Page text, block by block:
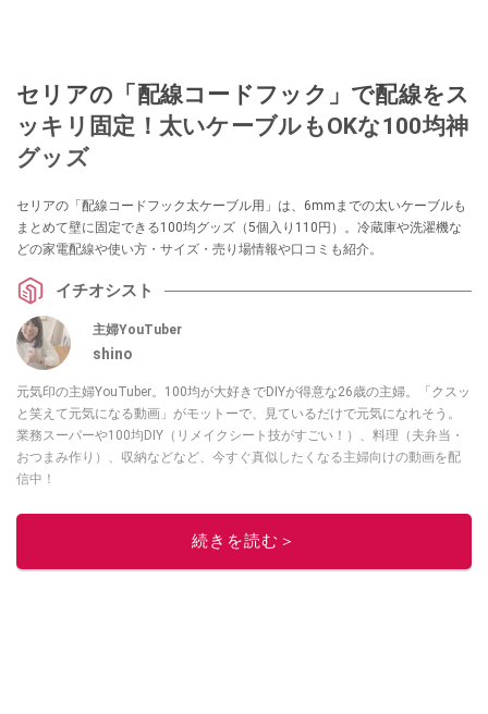
セリアの「配線コードフック」で配線をス
ッキリ固定！太いケーブルもOKな100均神
グッズ
セリアの「配線コードフック太ケーブル用」は、6mmまでの太いケーブルも
まとめて壁に固定できる100均グッズ（5個入り110円）。冷蔵庫や洗濯機な
どの家電配線や使い方・サイズ・売り場情報や口コミも紹介。
イチオシスト
主婦YouTuber
shino
元気印の主婦YouTuber。100均が大好きでDIYが得意な26歳の主婦。「クスッ
と笑えて元気になる動画」がモットーで、見ているだけで元気になれそう。
業務スーパーや100均DIY（リメイクシート技がすごい！）、料理（夫弁当・
おつまみ作り）、収納などなど、今すぐ真似したくなる主婦向けの動画を配
信中！
このイチオシストの他の記事を読む
続きを読む＞